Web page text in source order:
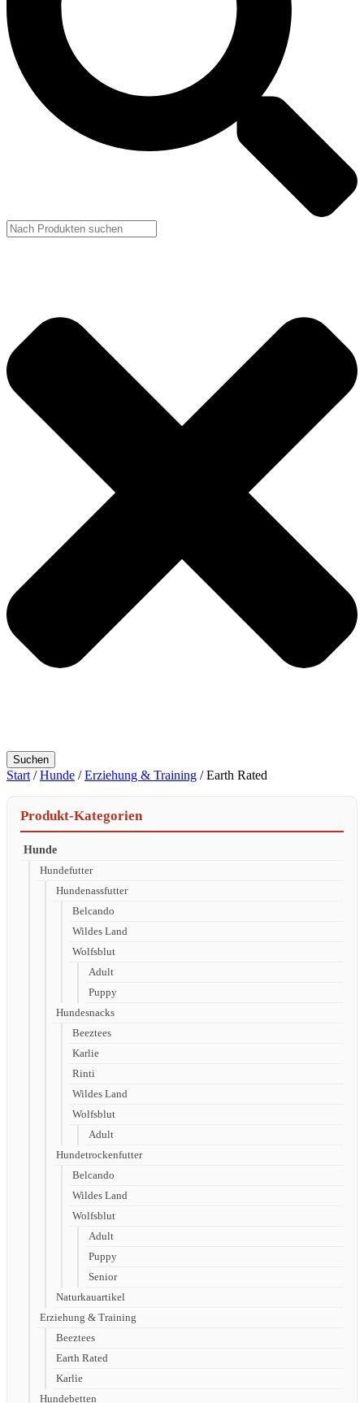
Suchen
Start /Hunde /Erziehung & Training / Earth Rated
Produkt-Kategorien
Hunde
Hundefutter
Hundenassfutter
Belcando
Wildes Land
Wolfsblut
Adult
Puppy
Hundesnacks
Beeztees
Karlie
Rinti
Wildes Land
Wolfsblut
Adult
Hundetrockenfutter
Belcando
Wildes Land
Wolfsblut
Adult
Puppy
Senior
Naturkauartikel
Erziehung & Training
Beeztees
Earth Rated
Karlie
Hundebetten